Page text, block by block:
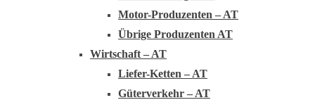
Motor-Produzenten – AT
Übrige Produzenten AT
Wirtschaft – AT
Liefer-Ketten – AT
Güterverkehr – AT